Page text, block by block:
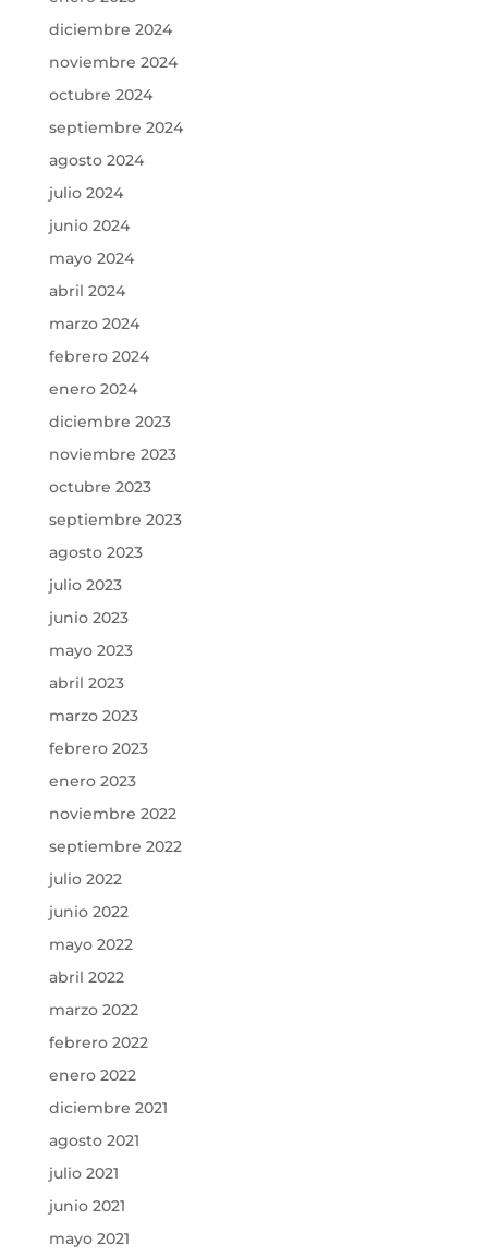
diciembre 2024
noviembre 2024
octubre 2024
septiembre 2024
agosto 2024
julio 2024
junio 2024
mayo 2024
abril 2024
marzo 2024
febrero 2024
enero 2024
diciembre 2023
noviembre 2023
octubre 2023
septiembre 2023
agosto 2023
julio 2023
junio 2023
mayo 2023
abril 2023
marzo 2023
febrero 2023
enero 2023
noviembre 2022
septiembre 2022
julio 2022
junio 2022
mayo 2022
abril 2022
marzo 2022
febrero 2022
enero 2022
diciembre 2021
agosto 2021
julio 2021
junio 2021
mayo 2021